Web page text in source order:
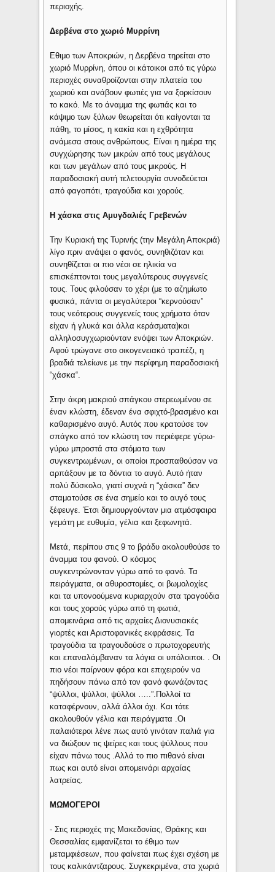
περιοχής.
Δερβένα στο χωριό Μυρρίνη
Εθιμο των Αποκριών, η Δερβένα τηρείται στο
χωριό Μυρρίνη, όπου οι κάτοικοι από τις γύρω
περιοχές συναθροίζονται στην πλατεία του
χωριού και ανάβουν φωτιές για να ξορκίσουν
το κακό. Με το άναμμα της φωτιάς και το
κάψιμο των ξύλων θεωρείται ότι καίγονται τα
πάθη, το μίσος, η κακία και η εχθρότητα
ανάμεσα στους ανθρώπους. Είναι η ημέρα της
συγχώρησης των μικρών από τους μεγάλους
και των μεγάλων από τους μικρούς. Η
παραδοσιακή αυτή τελετουργία συνοδεύεται
από φαγοπότι, τραγούδια και χορούς.
Η χάσκα στις Αμυγδαλιές Γρεβενών
Την Κυριακή της Τυρινής (την Μεγάλη Αποκριά)
λίγο πριν ανάψει ο φανός, συνηθιζόταν και
συνηθίζεται οι πιο νέοι σε ηλικία να
επισκέπτονται τους μεγαλύτερους συγγενείς
τους. Τους φιλούσαν το χέρι (με το αζημίωτο
φυσικά, πάντα οι μεγαλύτεροι “κερνούσαν”
τους νεότερους συγγενείς τους χρήματα όταν
είχαν ή γλυκά και άλλα κεράσματα)και
αλληλοσυγχωριούνταν ενόψει των Αποκριών.
Αφού τρώγανε στο οικογενειακό τραπέζι, η
βραδιά τελείωνε με την περίφημη παραδοσιακή
“χάσκα“.
Στην άκρη μακριού σπάγκου στερεωμένου σε
έναν κλώστη, έδεναν ένα σφιχτό-βρασμένο και
καθαρισμένο αυγό. Αυτός που κρατούσε τον
σπάγκο από τον κλώστη τον περιέφερε γύρω-
γύρω μπροστά στα στόματα των
συγκεντρωμένων, οι οποίοι προσπαθούσαν να
αρπάξουν με τα δόντια το αυγό. Αυτό ήταν
πολύ δύσκολο, γιατί συχνά η “χάσκα” δεν
σταματούσε σε ένα σημείο και το αυγό τους
ξέφευγε. Έτσι δημιουργούνταν μια ατμόσφαιρα
γεμάτη με ευθυμία, γέλια και ξεφωνητά.
Μετά, περίπου στις 9 το βράδυ ακολουθούσε το
άναμμα του φανού. Ο κόσμος
συγκεντρώνονταν γύρω από το φανό. Τα
πειράγματα, οι αθυροστομίες, οι βωμολοχίες
και τα υπονοούμενα κυριαρχούν στα τραγούδια
και τους χορούς γύρω από τη φωτιά,
απομεινάρια από τις αρχαίες Διονυσιακές
γιορτές και Αριστοφανικές εκφράσεις. Τα
τραγούδια τα τραγουδούσε ο πρωτοχορευτής
και επαναλάμβαναν τα λόγια οι υπόλοιποι. . Οι
πιο νέοι παίρνουν φόρα και επιχειρούν να
πηδήσουν πάνω από τον φανό φωνάζοντας
“ψύλλοι, ψύλλοι, ψύλλοι …..”.Πολλοί τα
καταφέρνουν, αλλά άλλοι όχι. Και τότε
ακολουθούν γέλια και πειράγματα .Οι
παλαιότεροι λένε πως αυτό γινόταν παλιά για
να διώξουν τις ψείρες και τους ψύλλους που
είχαν πάνω τους .Αλλά το πιο πιθανό είναι
πως και αυτό είναι απομεινάρι αρχαίας
λατρείας.
ΜΩΜΟΓΕΡΟΙ
- Στις περιοχές της Μακεδονίας, Θράκης και
Θεσσαλίας εμφανίζεται το έθιμο των
μεταμφιέσεων, που φαίνεται πως έχει σχέση με
τους καλικάντζαρους. Συγκεκριμένα, στα χωριά